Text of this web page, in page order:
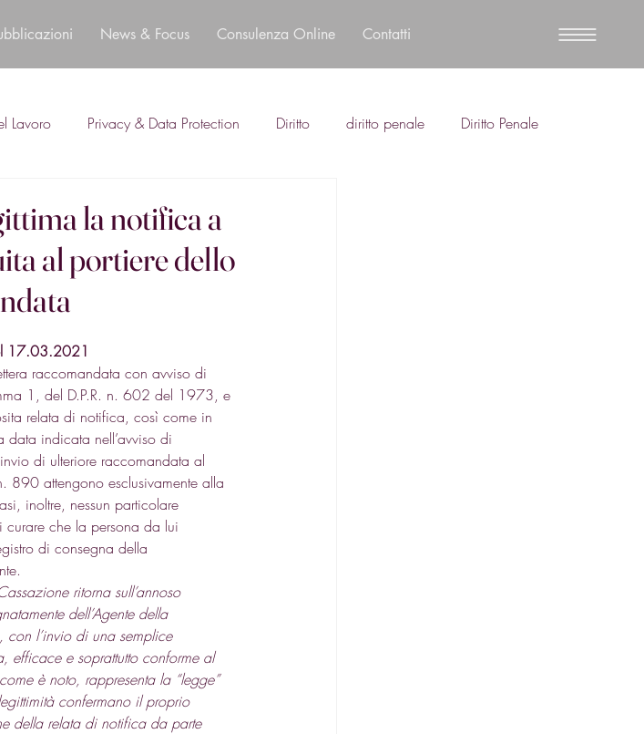
News & Focus Consulenza Online Contatti
Lavoro Privacy & Data Protection Diritto diritto penale Diritto Penale
la notifica a
al portiere dello
17.03.2021
raccomandata con avviso di
1, del D.P.R. n. 602 del 1973, e
relata di notifica, così come in
indicata nell’avviso di
di ulteriore raccomandata al
890 attengono esclusivamente alla
inoltre, nessun particolare
curare che la persona da lui
di consegna della
ritorna sull’annoso
dell’Agente della
con l’invio di una semplice
efficace e soprattutto conforme al
è noto, rappresenta la “legge”
confermano il proprio
della relata di notifica da parte